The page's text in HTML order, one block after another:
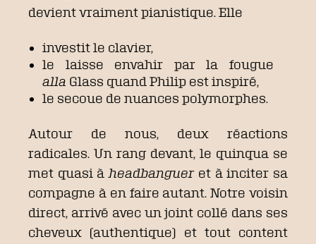
devient vraiment pianistique. Elle
investit le clavier,
le laisse envahir par la fougue
alla Glass quand Philip est inspiré,
le secoue de nuances polymorphes.
Autour de nous, deux réactions
radicales. Un rang devant, le quinqua se
met quasi à headbangueret à inciter sa
compagne à en faire autant. Notre voisin
direct, arrivé avec un joint collé dans ses
cheveux (authentique) et tout content